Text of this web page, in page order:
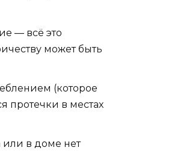
— всё это
может быть
(которое
протечки в местах
или в доме нет